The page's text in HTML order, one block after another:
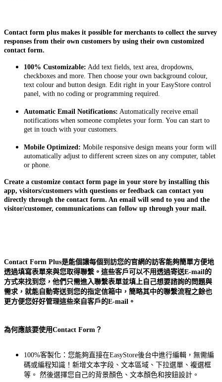
Contact form plus makes it possible for merchants to collect the survey
responses from their own customers by using their own customized
contact form.
100% Customizable: Add text fields, text area, dropdowns,
checkboxes and more. Then choose your own background colour,
text colour and button design. Edit right in your EasyStore control
panel, with no coding or programming required.
Automatic Email Notifications: Automatically receive email
notifications when someone completes your form. You can start to
get in touch with your customers.
Mobile Optimized: Mobile responsive design means your form will
automatically adjust to different screen sizes on any computer, tablet
or phone.
Create a customize contact form page in your store by installing this
app, visitors/customers with questions or feedback can contact you
directly through the contact form. An email will send to you and the
visitor/customer, communications can follow up through your mail.
Contact Form Plus是能個讓每個到訪您的官網的訪客能夠簡單方便地
透過填寫表單來與您取得聯繫。這些客戶可以不用透過寄送E-mail的
方式來找到您，他們只需進入聯繫表單並填上自己想要諮詢的問題與
需求，就能自動寄送到您的指定信箱中，簡略其中的聯繫流程之餘也
更方便您好好管理這些來自客戶的E-mail。
為何應該要使用Contact Form？
100%客製化：您能夠直接在EasyStore後台中進行編輯，無需編
碼或編程知識！新增文本字段、文本區域、下拉選單、複選框
等。 然後選擇您自己的背景顏色、文本顏色和按鈕設計。